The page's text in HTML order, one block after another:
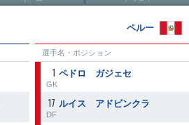
ペルー
選手名・ポジション
1 ペドロ ガジェセ
GK
17 ルイス アドビンクラ
DF